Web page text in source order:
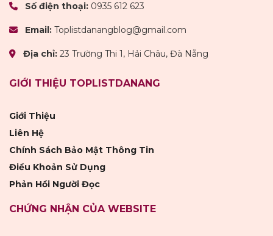
Số điện thoại: 0935 612 623
Email: Toplistdanangblog@gmail.com
Địa chỉ: 23 Trường Thi 1, Hải Châu, Đà Nẵng
GIỚI THIỆU TOPLISTDANANG
Giới Thiệu
Liên Hệ
Chính Sách Bảo Mật Thông Tin
Điều Khoản Sử Dụng
Phản Hồi Người Đọc
CHỨNG NHẬN CỦA WEBSITE